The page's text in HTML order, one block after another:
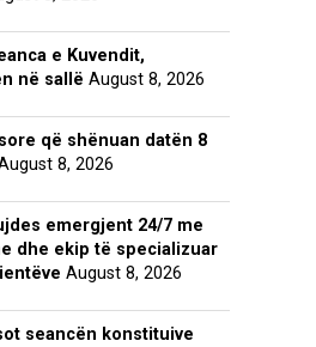
e Kuvendit,
në sallë August 8, 2026
që shënuan datën 8
8, 2026
emergjent 24/7 me
dhe ekip të specializuar
August 8, 2026
seancën konstituive